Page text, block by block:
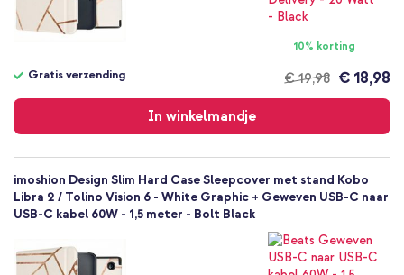
10% korting
€ 19,98
Gratis verzending € 18,98
In winkelmandje
verzending
imoshion Design Slim Hard Case Sleepcover met stand Kobo
Libra 2 / Tolino Vision 6 - White Graphic + Geweven USB-C naar
USB-C kabel 60W - 1,5 meter - Bolt Black